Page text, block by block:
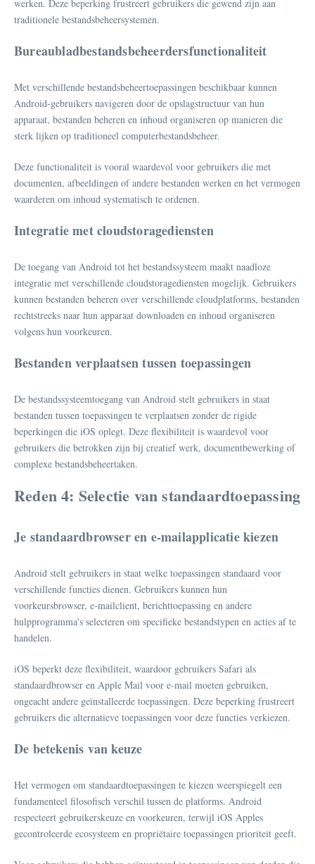
werken. Deze beperking frustreert gebruikers die gewend zijn aan
traditionele bestandsbeheersystemen.
Bureaubladbestandsbeheerdersfunctionaliteit
Met verschillende bestandsbeheertoepassingen beschikbaar kunnen
Android-gebruikers navigeren door de opslagstructuur van hun
apparaat, bestanden beheren en inhoud organiseren op manieren die
sterk lijken op traditioneel computerbestandsbeheer.
Deze functionaliteit is vooral waardevol voor gebruikers die met
documenten, afbeeldingen of andere bestanden werken en het vermogen
waarderen om inhoud systematisch te ordenen.
Integratie met cloudstoragediensten
De toegang van Android tot het bestandssysteem maakt naadloze
integratie met verschillende cloudstoragediensten mogelijk. Gebruikers
kunnen bestanden beheren over verschillende cloudplatforms, bestanden
rechtstreeks naar hun apparaat downloaden en inhoud organiseren
volgens hun voorkeuren.
Bestanden verplaatsen tussen toepassingen
De bestandssysteemtoegang van Android stelt gebruikers in staat
bestanden tussen toepassingen te verplaatsen zonder de rigide
beperkingen die iOS oplegt. Deze flexibiliteit is waardevol voor
gebruikers die betrokken zijn bij creatief werk, documentbewerking of
complexe bestandsbeheertaken.
Reden 4: Selectie van standaardtoepassing
Je standaardbrowser en e-mailapplicatie kiezen
Android stelt gebruikers in staat welke toepassingen standaard voor
verschillende functies dienen. Gebruikers kunnen hun
voorkeursbrowser, e-mailclient, berichttoepassing en andere
hulpprogramma's selecteren om specifieke bestandstypen en acties af te
handelen.
iOS beperkt deze flexibiliteit, waardoor gebruikers Safari als
standaardbrowser en Apple Mail voor e-mail moeten gebruiken,
ongeacht andere geïnstalleerde toepassingen. Deze beperking frustreert
gebruikers die alternatieve toepassingen voor deze functies verkiezen.
De betekenis van keuze
Het vermogen om standaardtoepassingen te kiezen weerspiegelt een
fundamenteel filosofisch verschil tussen de platforms. Android
respecteert gebruikerskeuze en voorkeuren, terwijl iOS Apples
gecontroleerde ecosysteem en propriëtaire toepassingen prioriteit geeft.